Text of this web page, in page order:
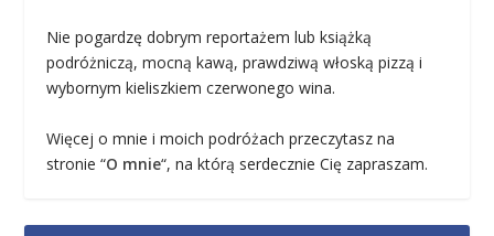
Nie pogardzę dobrym reportażem lub książką
podróżniczą, mocną kawą, prawdziwą włoską pizzą i
wybornym kieliszkiem czerwonego wina.
Więcej o mnie i moich podróżach przeczytasz na
stronie “O mnie“, na którą serdecznie Cię zapraszam.